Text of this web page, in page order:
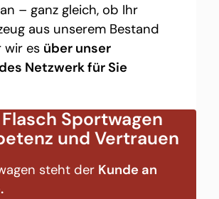
– ganz gleich, ob Ihr
aus unserem Bestand
wir es über unser
Netzwerk für Sie
Sportwagen
und Vertrauen
steht der Kunde an